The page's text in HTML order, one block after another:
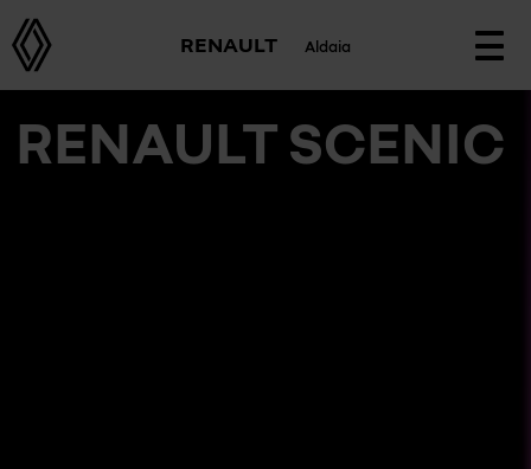
RENAULT Aldaia
RENAULT SCENIC